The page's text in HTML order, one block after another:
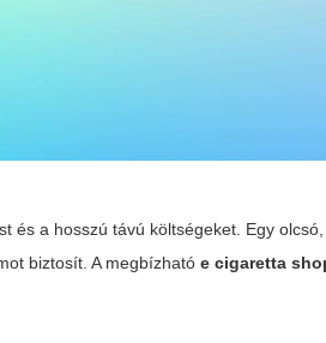
és a hosszú távú költségeket. Egy
biztosít. A megbízhatóe cigaretta